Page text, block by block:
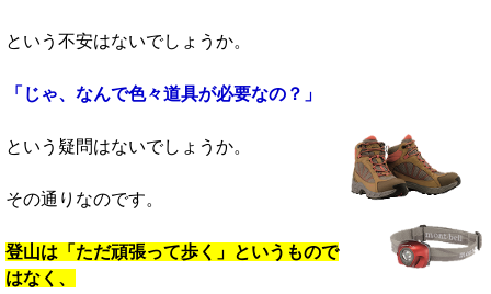
という不安はないでしょうか。
「じゃ、なんで色々道具が必要なの？」
という疑問はないでしょうか。
その通りなのです。
登山は「ただ頑張って歩く」というもので
はなく、